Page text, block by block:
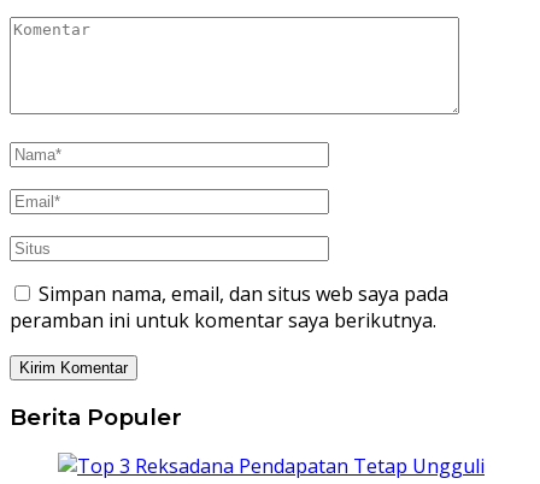
Simpan nama, email, dan situs web saya pada
peramban ini untuk komentar saya berikutnya.
Berita Populer